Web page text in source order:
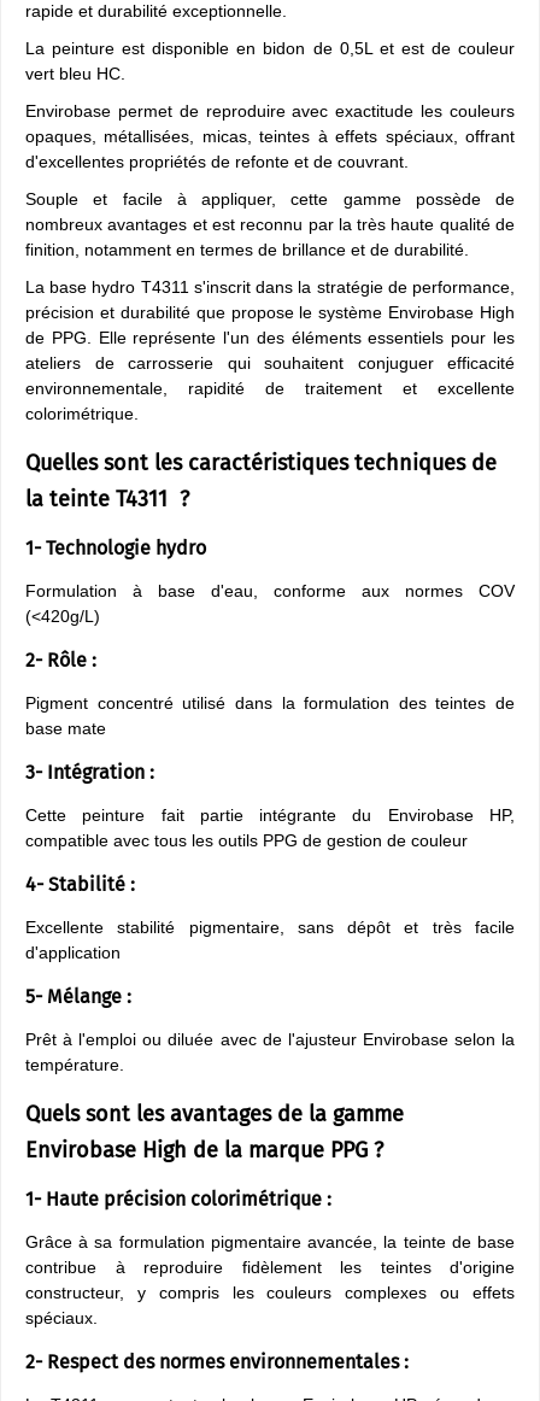
rapide et durabilité exceptionnelle.
La peinture est disponible en bidon de 0,5L et est de couleur
vert bleu HC.
Envirobase permet de reproduire avec exactitude les couleurs
opaques, métallisées, micas, teintes à effets spéciaux, offrant
d'excellentes propriétés de refonte et de couvrant.
Souple et facile à appliquer, cette gamme possède de
nombreux avantages et est reconnu par la très haute qualité de
finition, notamment en termes de brillance et de durabilité.
La base hydro T4311 s'inscrit dans la stratégie de performance,
précision et durabilité que propose le système Envirobase High
de PPG. Elle représente l'un des éléments essentiels pour les
ateliers de carrosserie qui souhaitent conjuguer efficacité
environnementale, rapidité de traitement et excellente
colorimétrique.
Quelles sont les caractéristiques techniques de
la teinte T4311 ?
1- Technologie hydro
​Formulation à base d'eau, conforme aux normes COV
(<420g/L)
2- Rôle :
Pigment concentré utilisé dans la formulation des teintes de
base mate
3- Intégration :
Cette peinture fait partie intégrante du Envirobase HP,
compatible avec tous les outils PPG de gestion de couleur
4- Stabilité :
Excellente stabilité pigmentaire, sans dépôt et très facile
d'application
5- Mélange :
Prêt à l'emploi ou diluée avec de l'ajusteur Envirobase selon la
température.
Quels sont les avantages de la gamme
Envirobase High de la marque PPG ?
1- Haute précision colorimétrique :
​Grâce à sa formulation pigmentaire avancée, la teinte de base
contribue à reproduire fidèlement les teintes d'origine
constructeur, y compris les couleurs complexes ou effets
spéciaux.
2- Respect des normes environnementales :